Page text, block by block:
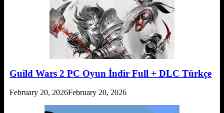
Guild Wars 2 PC Oyun İndir Full + DLC Türkçe
February 20, 2026February 20, 2026